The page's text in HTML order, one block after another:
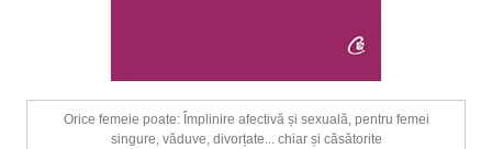
Orice femeie poate: Împlinire afectivă și sexuală, pentru femei
singure, văduve, divorțate... chiar și căsătorite